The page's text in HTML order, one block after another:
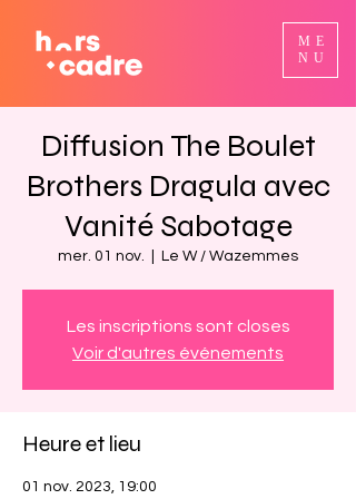
ME
NU
Diffusion The Boulet
Brothers Dragula avec
Vanité Sabotage
mer. 01 nov. Le W / Wazemmes
Les inscriptions sont closes
Voir d'autres événements
Heure et lieu
01 nov. 2023, 19:00